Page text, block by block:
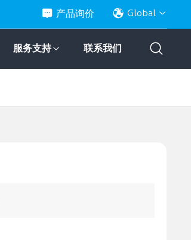
产品询价 Global
服务支持 联系我们